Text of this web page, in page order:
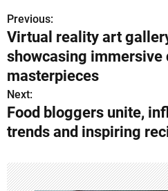
P
o
s
t
n
v
Previous:
Virtual reality art
showcasing immersive
masterpieces
Next:
Food bloggers unite,
trends and inspiring